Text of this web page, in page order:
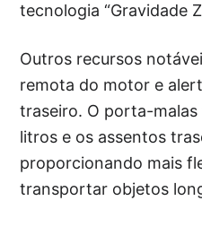
tecnologia “Gravidade
Outros recursos
remota do motor e
traseiro. O porta-
litros e os assentos
proporcionando mais
transportar objetos